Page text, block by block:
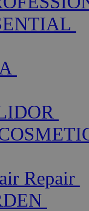
Repair